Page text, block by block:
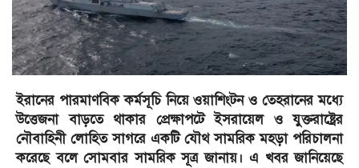
ইরানের পারমাণবিক কর্মসূচি নিয়ে ওয়াশিংটন ও তেহরানের মধ্যে
উত্তেজনা বাড়তে থাকার প্রেক্ষাপটে ইসরায়েল ও যুক্তরাষ্ট্রের
নৌবাহিনী লোহিত সাগরে একটি যৌথ সামরিক মহড়া পরিচালনা
করেছে বলে সোমবার সামরিক সূত্র জানায়। এ খবর জানিয়েছে